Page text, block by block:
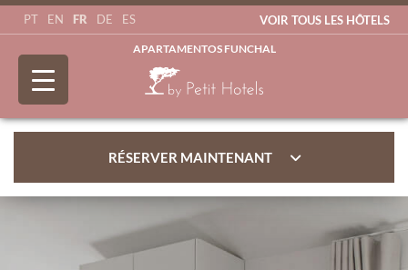
PT EN FR DE ES VOIR TOUS LES HÔTELS
APARTAMENTOS FUNCHAL
RÉSERVER MAINTENANT